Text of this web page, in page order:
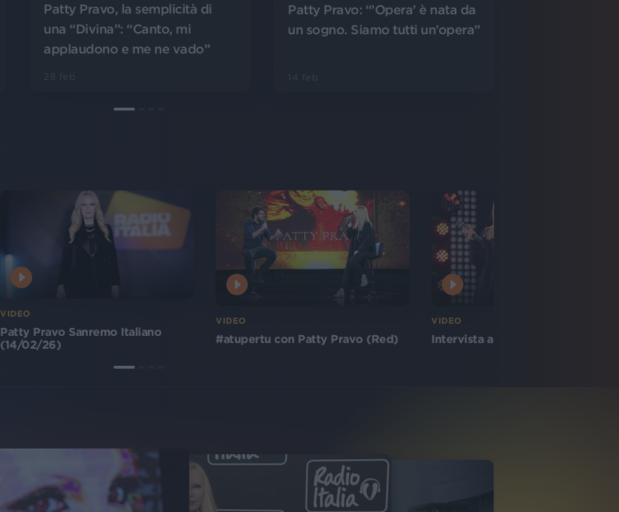
Patty Pravo, la semplicità di
una “Divina”: “Canto, mi
applaudono e me ne vado”
Patty Pravo: “’Opera’ è nata da
un sogno. Siamo tutti un’opera”
VIDEO
Patty Pravo Sanremo Italiano
(14/02/26)
VIDEO
#atupertu con Patty Pravo (Red)
VIDEO
Intervista a Patty Pravo